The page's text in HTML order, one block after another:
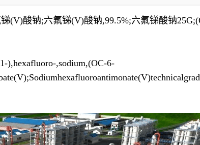
(V)酸钠;六氟锑(V)酸钠,99.5%;六氟锑酸钠
,sodium,(OC-6-